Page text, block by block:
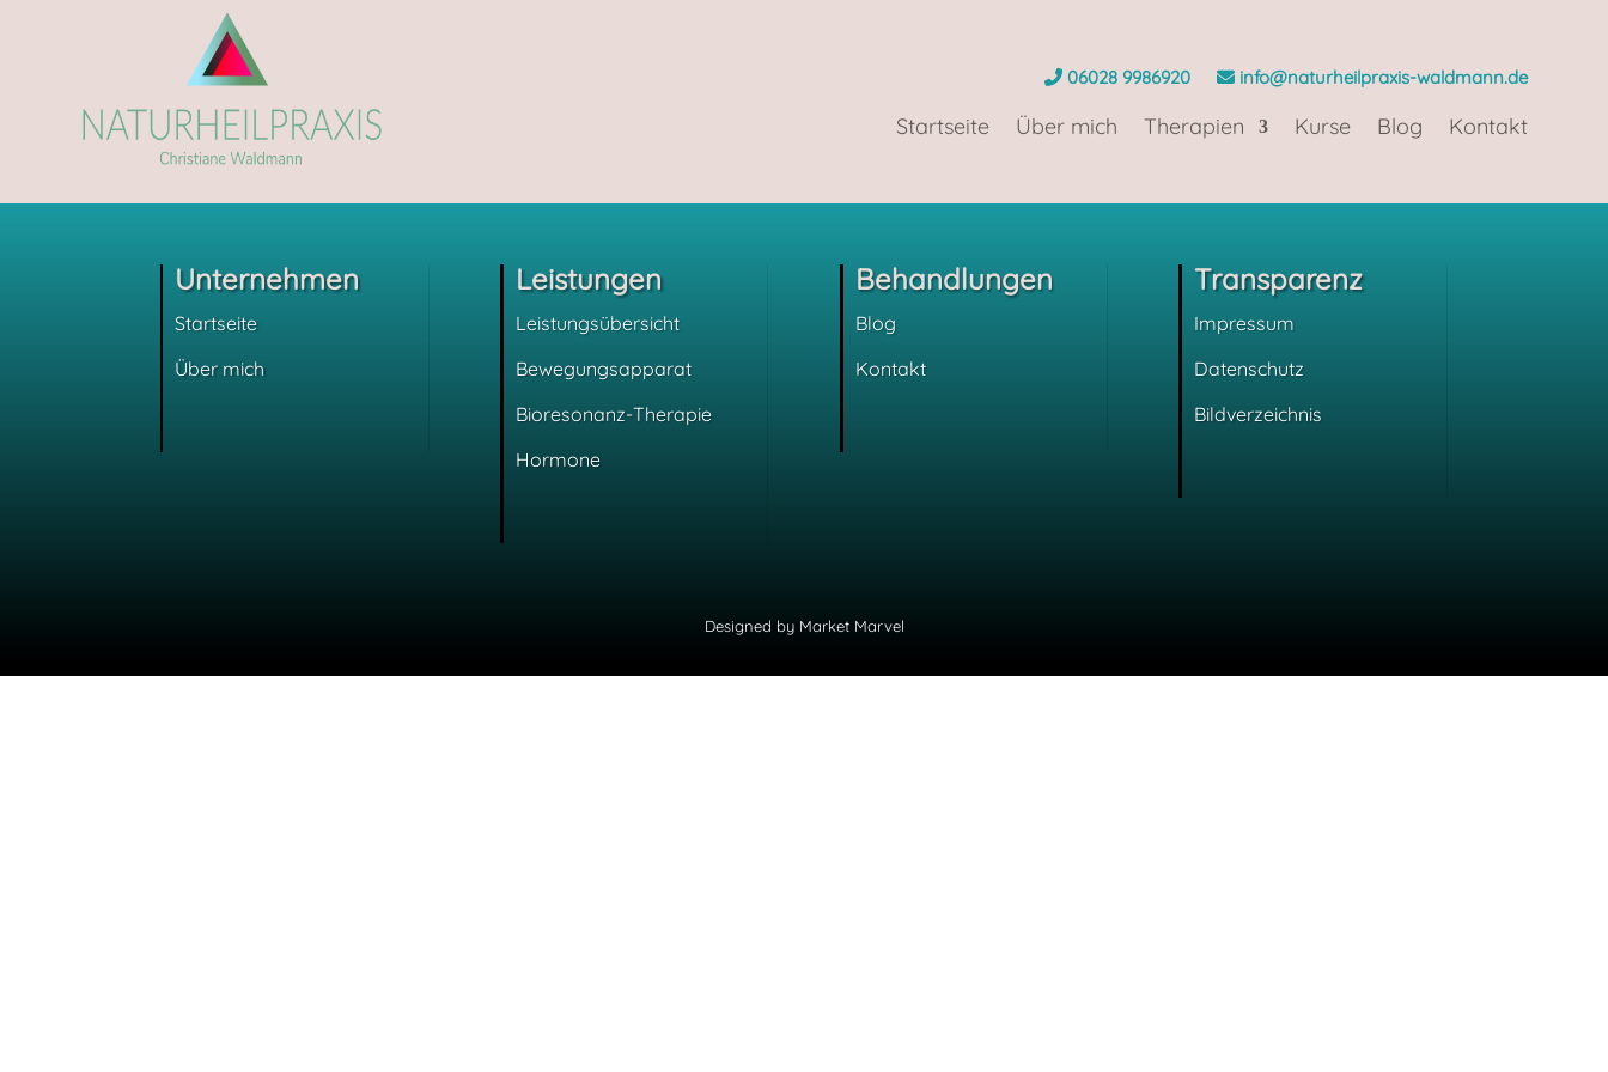
06028 9986920 info@naturheilpraxis-waldmann.de
Startseite Über mich Therapien Kurse Blog Kontakt
Unternehmen
Startseite
Über mich
Leistungen
Leistungsübersicht
Bewegungsapparat
Bioresonanz-Therapie
Hormone
Behandlungen
Blog
Kontakt
Transparenz
Impressum
Datenschutz
Bildverzeichnis
Designed by Market Marvel